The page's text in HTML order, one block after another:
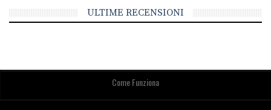
ULTIME RECENSIONI
Come Funziona